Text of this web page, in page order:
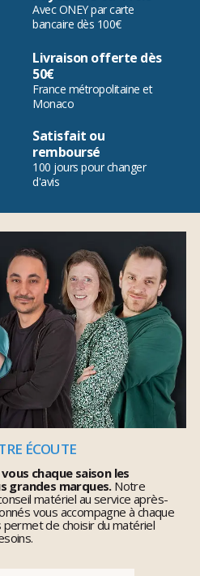
Avec ONEY par carte
bancaire dès 100€
Livraison offerte dès
50€
France métropolitaine et
Monaco
Satisfait ou
remboursé
100 jours pour changer
d'avis
ÉCOUTE
chaque saison les
grandes marques.Notre
matériel au service après-
vous accompagne à chaque
de choisir du matériel